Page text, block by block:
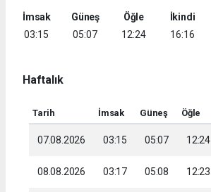
İmsak
03:15
Güneş
05:07
Öğle
12:24
İkindi
16:16
Haftalık
Tarih İmsak Güneş Öğle
07.08.2026 03:15 05:07 12:24
08.08.2026 03:17 05:08 12:23